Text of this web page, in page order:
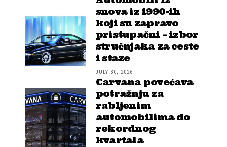
snova iz 1990-ih
koji su zapravo
pristupačni – izbor
stručnjaka za ceste
i staze
JULY 30, 2026
Carvana povećava
potražnju za
rabljenim
automobilima do
rekordnog
kvartala